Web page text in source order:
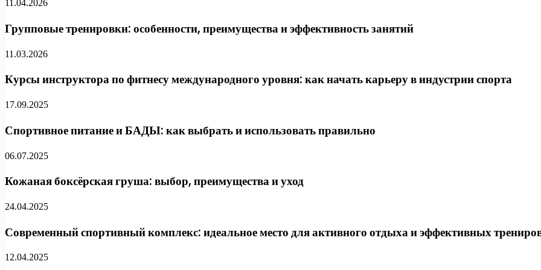
11.04.2026
Групповые тренировки: особенности, преимущества и эффективность занятий
11.03.2026
Курсы инструктора по фитнесу международного уровня: как начать карьеру в индустрии спорта
17.09.2025
Спортивное питание и БАДЫ: как выбрать и использовать правильно
06.07.2025
Кожаная боксёрская груша: выбор, преимущества и уход
24.04.2025
Современный спортивный комплекс: идеальное место для активного отдыха и эффективных
12.04.2025